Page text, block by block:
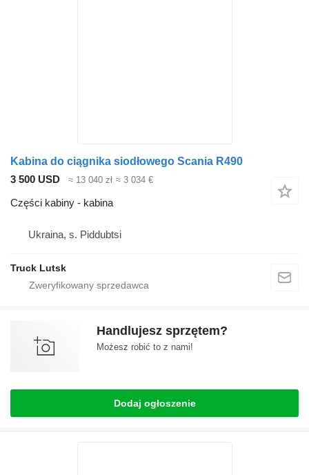
Kabina do ciągnika siodłowego Scania R490
3 500 USD
≈ 13 040 zł ≈ 3 034 €
Części kabiny - kabina
Ukraina, s. Piddubtsi
Truck Lutsk
Handlujesz sprzętem?
Możesz robić to z nami!
Dodaj ogłoszenie